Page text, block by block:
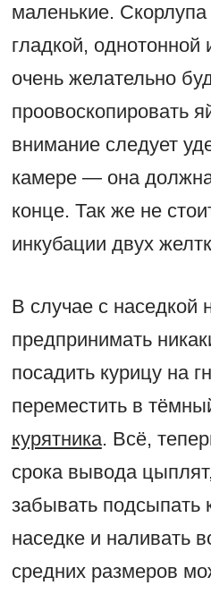
маленькие.
гладкой, однотонной
очень желательно
проовоскопировать
внимание следует
камере — она
конце. Так же не
инкубации двух
В случае с наседкой
предпринимать
посадить курицу на
переместить в
курятника. Всё,
срока вывода
забывать подсыпать
наседке и наливать
средних размеров